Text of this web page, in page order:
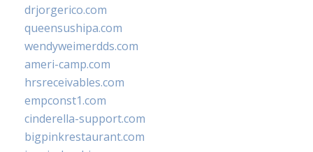
drjorgerico.com
queensushipa.com
wendyweimerdds.com
ameri-camp.com
hrsreceivables.com
empconst1.com
cinderella-support.com
bigpinkrestaurant.com